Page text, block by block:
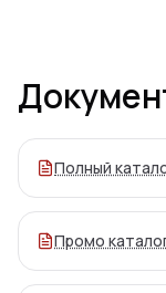
Полный
Промо